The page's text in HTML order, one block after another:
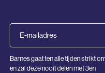
Barnes gaat ten alle tijden strikt
en zal deze nooit delen met 3en